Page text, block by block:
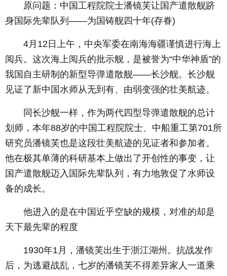
原问题：中国工程院院士潘镜芙让国产遣散舰跻
身国际先辈队列——为国铸舰四十年(存眷)
4月12日上午，中央军委在南海海疆谨慎进行海上
阅兵。这次海上阅兵的批示舰，是被誉为“中华神盾”的
我国自主研制的新型导弹遣散舰——长沙舰。长沙舰
见证了新中国水师从无到有、由弱变强的壮美航迹。
同长沙舰一样，作为两代四型导弹遣散舰的总计
划师，本年88岁的中国工程院院士、中船重工第701所
研究员潘镜芙也是这段壮美航迹的见证者和参加者。
他在极其单薄的科研基本上做出了开创性的事变，让
国产遣散舰迈入国际先辈队列，有力地敦促了水师设
备的成长。
他进入的是在中国近乎空缺的规模，对准的却是
天下最先辈的程度
1930年1月，潘镜芙出生于浙江湖州。抗战发作
后，为逃避战乱，七岁的潘镜芙不得差异家人一道乘